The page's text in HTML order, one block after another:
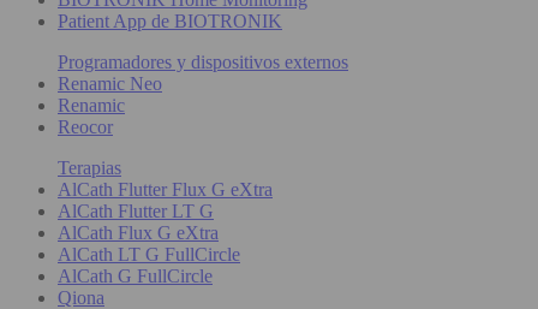
Patient App de BIOTRONIK
Programadores y dispositivos externos
Renamic Neo
Renamic
Reocor
Terapias
AlCath Flutter Flux G eXtra
AlCath Flutter LT G
AlCath Flux G eXtra
AlCath LT G FullCircle
AlCath G FullCircle
Qiona